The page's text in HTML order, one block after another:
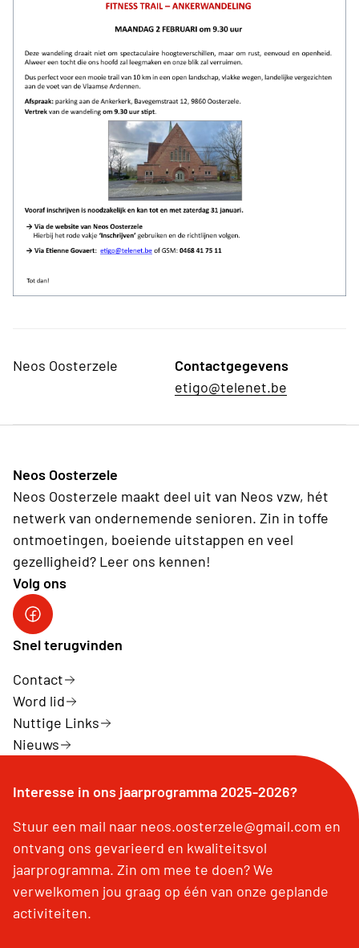
Neos Oosterzele
Contactgegevens
etigo@telenet.be
Neos Oosterzele
Neos Oosterzele maakt deel uit van Neos vzw, hét
netwerk van ondernemende senioren. Zin in toffe
ontmoetingen, boeiende uitstappen en veel
gezelligheid? Leer ons kennen!
Volg ons
Neos DiNA
Snel terugvinden
Contact
Word lid
Nuttige Links
Nieuws
Interesse in ons jaarprogramma 2025-2026?
Stuur een mail naar neos.oosterzele@gmail.com en
ontvang ons gevarieerd en kwaliteitsvol
jaarprogramma. Zin om mee te doen? We
verwelkomen jou graag op één van onze geplande
activiteiten.